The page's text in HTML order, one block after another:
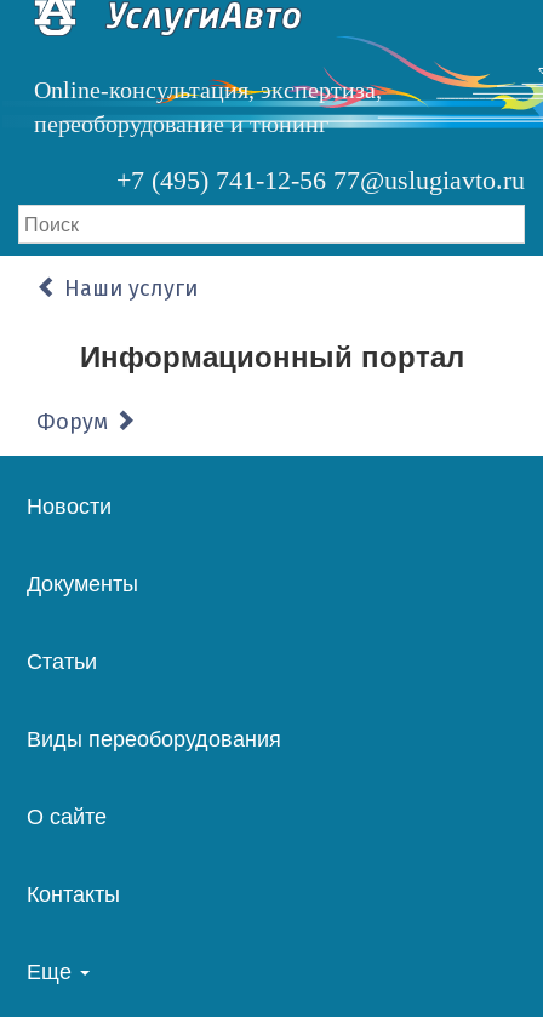
Перейти
содержанию
Online-консультация, экспертиза,
переоборудование и тюнинг
+7 (495) 741-12-56 77@uslugiavto.ru
Наши услуги
Информационный портал
Форум
Основная
Новости
Документы
Статьи
Виды переоборудования
О сайте
Контакты
Еще